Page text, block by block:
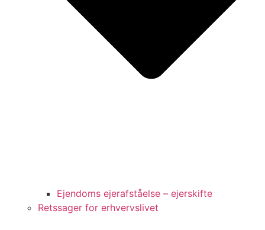
Ejendoms ejerafståelse – ejerskifte
Retssager for erhvervslivet